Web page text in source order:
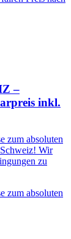
–
inkl.
zum absoluten
Wir
zu
zum absoluten